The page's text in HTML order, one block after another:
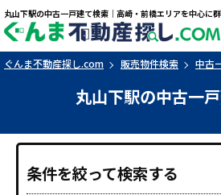
ぐんま不動産探し.com 販売物件検索 中古
丸山下駅の中古一
条件を絞って検索する